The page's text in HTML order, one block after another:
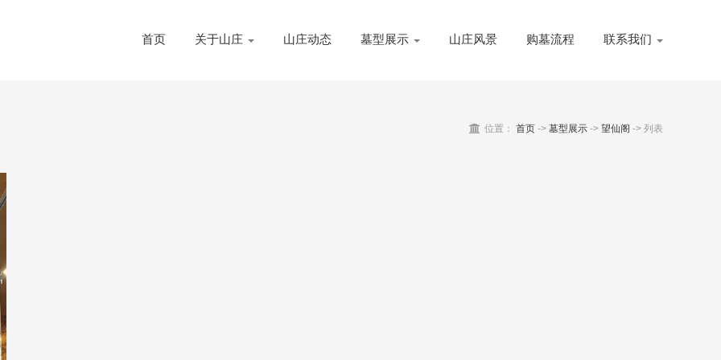
首页 关于山庄 山庄动态 墓型展示 山庄风景 购墓流程 联系我们
位置： 首页 -> 墓型展示 -> 望仙阁 -> 列表